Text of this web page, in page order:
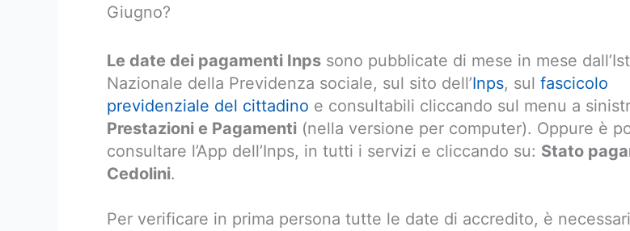
Giugno?
Le date dei pagamenti Inps sono pubblicate di mese in mese
Nazionale della Previdenza sociale, sul sito dell’Inps, sul fascicolo
previdenziale del cittadino e consultabili cliccando sul menu a
Prestazioni e Pagamenti (nella versione per computer). Oppure è
consultare l’App dell’Inps, in tutti i servizi e cliccando su: Stato
Cedolini.
Per verificare in prima persona tutte le date di accredito, è